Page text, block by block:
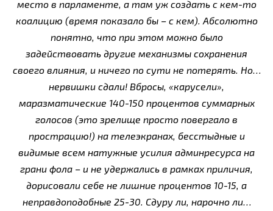
место в парламенте, а там уж создать с кем-то
коалицию (время показало бы – с кем). Абсолютно
понятно, что при этом можно было
задействовать другие механизмы сохранения
своего влияния, и ничего по сути не потерять. Но…
нервишки сдали! Вбросы, «карусели»,
маразматические 140-150 процентов суммарных
голосов (это зрелище просто повергало в
прострацию!) на телеэкранах, бесстыдные и
видимые всем натужные усилия админресурса на
грани фола – и не удержались в рамках приличия,
дорисовали себе не лишние процентов 10-15, а
неправдоподобные 25-30. Сдуру ли, нарочно ли…